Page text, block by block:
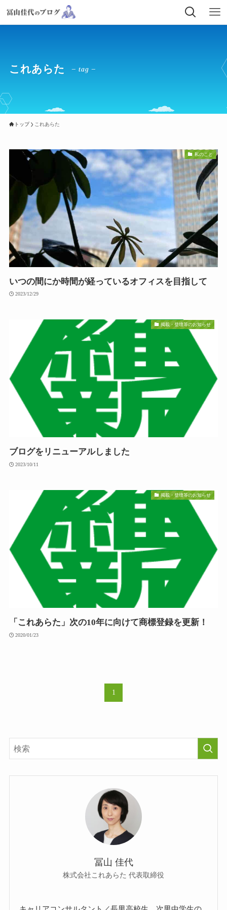
これあらた – tag –
トップ これあらた
私のこと
いつの間にか時間が経っているオフィスを目指して
2023/12/29
掲載・登壇等のお知らせ
ブログをリニューアルしました
2023/10/11
掲載・登壇等のお知らせ
「これあらた」次の10年に向けて商標登録を更新！
2020/01/23
1
冨山 佳代
株式会社これあらた 代表取締役